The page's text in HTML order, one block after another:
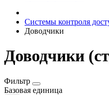
Системы контроля
Доводчики
Доводчики
Фильтр
Базовая единица